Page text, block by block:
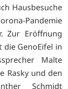
Hausbesuche
Pandemie
Zur Eröffnung
die GenoEifel in
Malte
Rasky und den
Schmidt